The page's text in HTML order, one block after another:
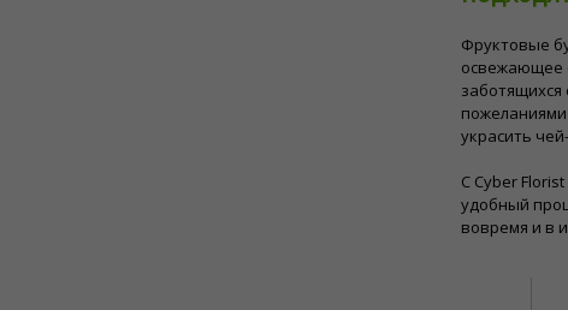
Фруктовые
освежающее
украсить
С Cyber
удобный
вовремя и в